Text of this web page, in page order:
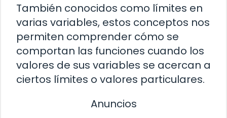
También conocidos como límites en
varias variables, estos conceptos nos
permiten comprender cómo se
comportan las funciones cuando los
valores de sus variables se acercan a
ciertos límites o valores particulares.
Anuncios